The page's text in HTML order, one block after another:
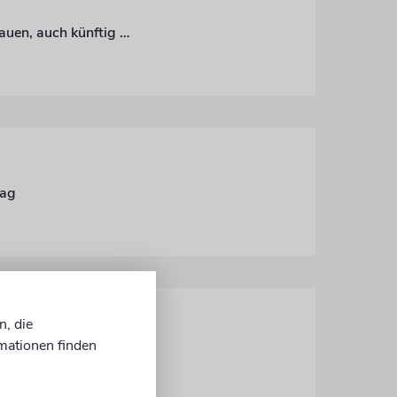
Nach der Wahl in Baden-Württemberg kann die jüdische Gemeinschaft darauf vertrauen, auch künftig einen zuverlässigen Partner in der Landesregierung zu haben. Einzig das gute Abschneiden der AfD bereitet Sorgen
ist folgerichtig
die
finden